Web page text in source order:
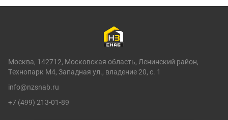
Москва, 142712, Московская область, Ленинский район,
Технопарк М4, Западная ул., владение 20, с. 1
info@nzsnab.ru
+7 (499) 213-01-89